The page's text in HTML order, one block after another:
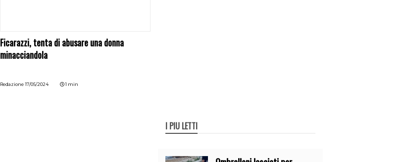
Ficarazzi, tenta di abusare una donna
minacciandola
Redazione 17/05/2024 1 min
I PIÙ LETTI